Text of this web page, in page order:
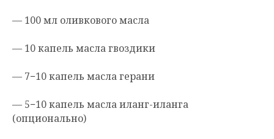
— 100 мл оливкового масла
— 10 капель масла гвоздики
— 7−10 капель масла герани
— 5−10 капель масла иланг-иланга
(опционально)